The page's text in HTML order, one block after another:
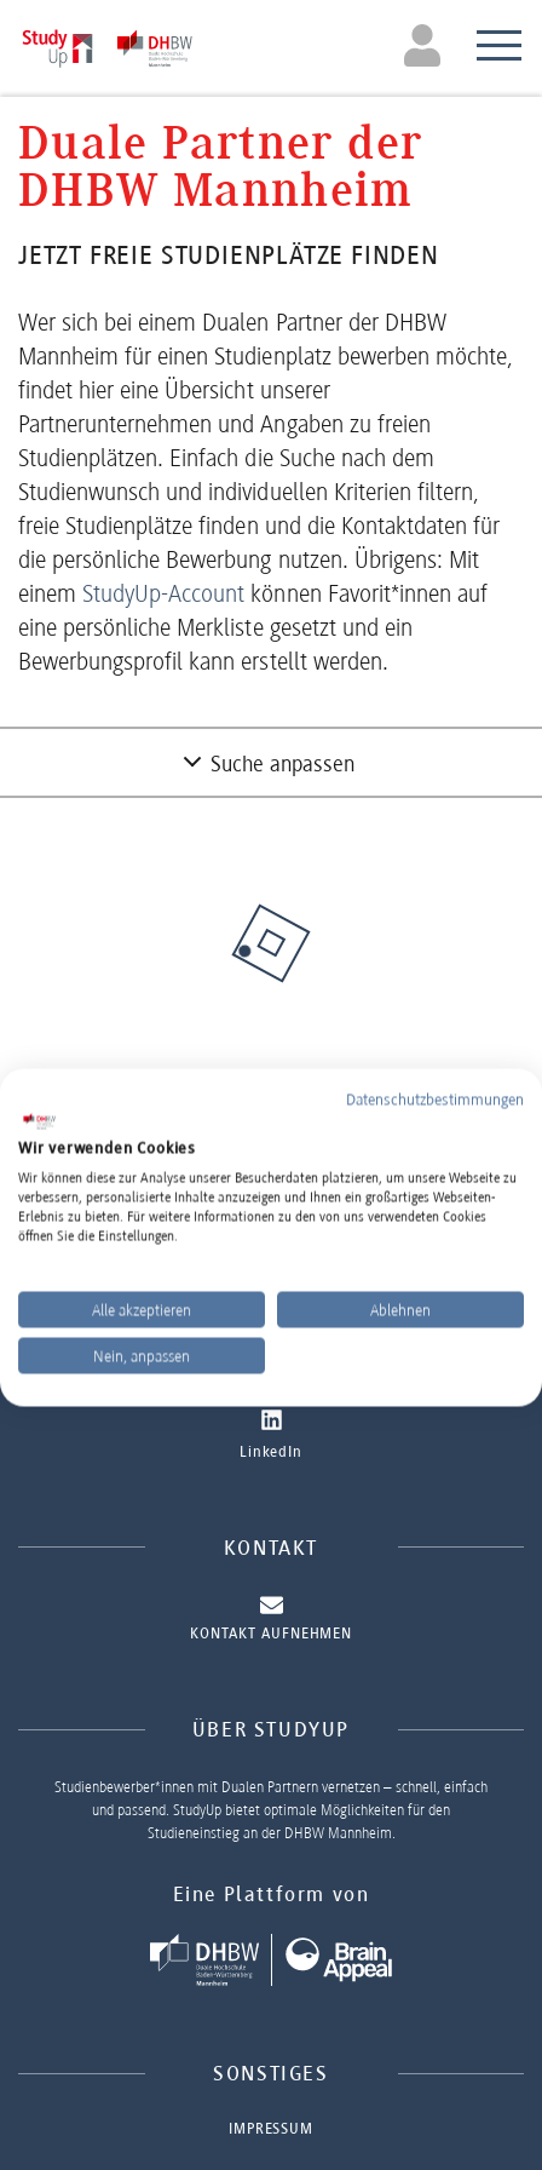
Duale Partner der
DHBW Mannheim
JETZT FREIE STUDIENPLÄTZE FINDEN
Wer sich bei einem Dualen Partner der DHBW
Mannheim für einen Studienplatz bewerben möchte,
findet hier eine Übersicht unserer
Partnerunternehmen und Angaben zu freien
Studienplätzen. Einfach die Suche nach dem
Studienwunsch und individuellen Kriterien filtern,
freie Studienplätze finden und die Kontaktdaten für
die persönliche Bewerbung nutzen. Übrigens: Mit
einem StudyUp-Account können Favorit*innen auf
eine persönliche Merkliste gesetzt und ein
Bewerbungsprofil kann erstellt werden.
Suche anpassen
Ort oder Postleitzahl eingeben
ÜBER STUDYUP
Studienbewerber*innen mit Dualen Partnern vernetzen – schnell, einfach
und passend. StudyUp bietet optimale Möglichkeiten für den
Studieneinstieg an der DHBW Mannheim.
Eine Plattform von
DHBW MANNHEIM IM INTERNET
LinkedIn
KONTAKT
KONTAKT AUFNEHMEN
SONSTIGES
IMPRESSUM
Datenschutzbestimmungen
Wir verwenden Cookies
Wir können diese zur Analyse unserer Besucherdaten platzieren, um unsere Webseite zu
verbessern, personalisierte Inhalte anzuzeigen und Ihnen ein großartiges Webseiten-
Erlebnis zu bieten. Für weitere Informationen zu den von uns verwendeten Cookies
öffnen Sie die Einstellungen.
Alle akzeptieren Ablehnen
Nein, anpassen